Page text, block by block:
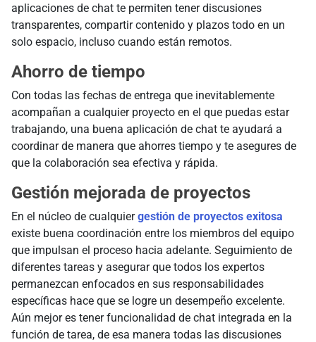
aplicaciones de chat te permiten tener discusiones
transparentes, compartir contenido y plazos todo en un
solo espacio, incluso cuando están remotos.
Ahorro de tiempo
Con todas las fechas de entrega que inevitablemente
acompañan a cualquier proyecto en el que puedas estar
trabajando, una buena aplicación de chat te ayudará a
coordinar de manera que ahorres tiempo y te asegures de
que la colaboración sea efectiva y rápida.
Gestión mejorada de proyectos
En el núcleo de cualquiergestión de proyectos exitosa
existe buena coordinación entre los miembros del equipo
que impulsan el proceso hacia adelante. Seguimiento de
diferentes tareas y asegurar que todos los expertos
permanezcan enfocados en sus responsabilidades
específicas hace que se logre un desempeño excelente.
Aún mejor es tener funcionalidad de chat integrada en la
función de tarea, de esa manera todas las discusiones